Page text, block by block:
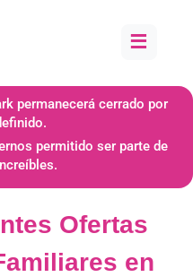
≡
permanecerá cerrado por
permitido ser parte de
Ofertas
en